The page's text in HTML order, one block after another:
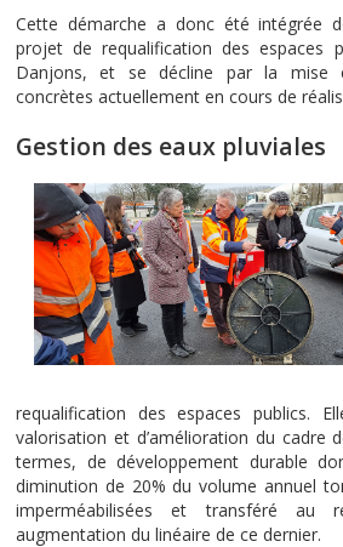
Cette démarche a donc été intégrée
projet de requalification des espaces
Danjons, et se décline par la mise
concrètes actuellement en cours de
Gestion des eaux pluviales
requalification des espaces publics.
valorisation et d’amélioration du cadre
termes, de développement durable
diminution de 20% du volume annuel
imperméabilisées et transféré au
augmentation du linéaire de ce dernier.